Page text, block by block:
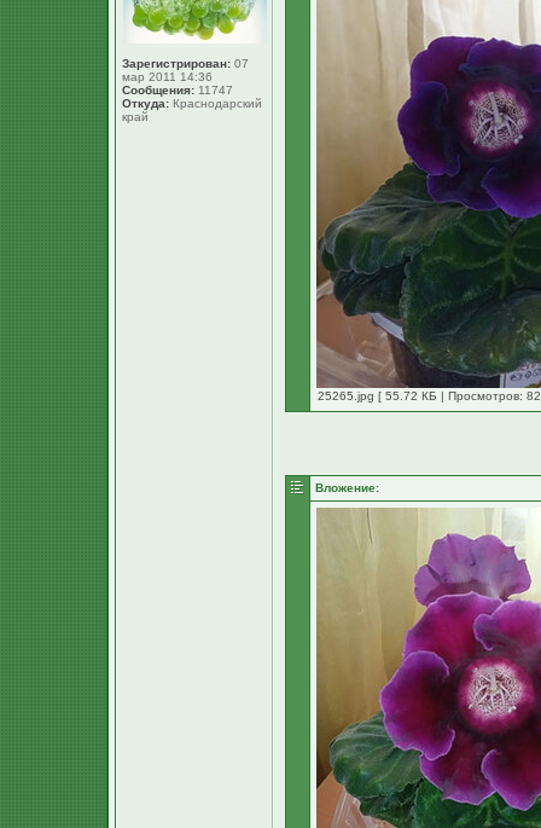
Зарегистрирован: 07
мар 2011 14:36
Сообщения: 11747
Откуда: Краснодарский
край
25265.jpg [ 55.72 КБ | Просмотров:
Вложение: